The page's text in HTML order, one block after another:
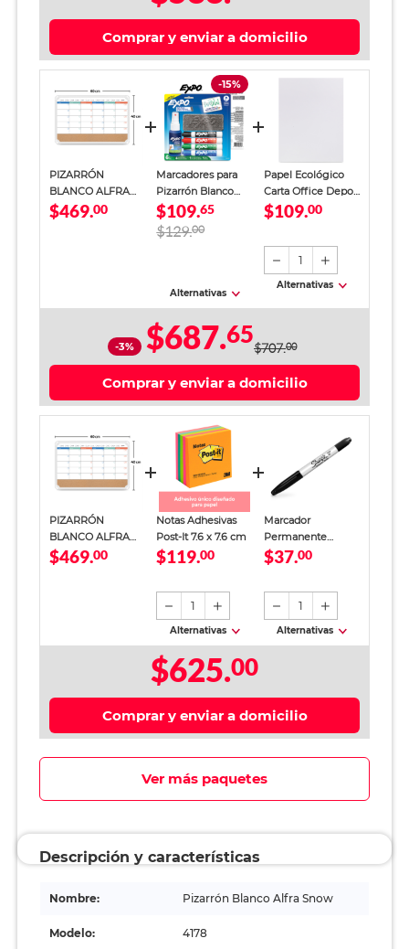
Comprar y enviar a domicilio
PIZARRÓN
BLANCO ALFRA
SOW (AGENDA
$469.00
-15%
Marcadores para
Pizarrón Blanco
Expo 6 piezas
$109.65
$129.00
Alternativas
Papel Ecológico
Carta Office Depot
Paquete 500 hojas
$109.00
1
Alternativas
-3% $687.65$707.00
Comprar y enviar a domicilio
PIZARRÓN
BLANCO ALFRA
SOW (AGENDA
$469.00
Notas Adhesivas
Post-It 7.6 x 7.6 cm
$119.00
1
Alternativas
Marcador
Permanente
Sharpie Doble
$37.00
1
Alternativas
$625.00
Comprar y enviar a domicilio
Ver más paquetes
Descripción y características
Nombre: Pizarrón Blanco Alfra Snow
Modelo: 4178